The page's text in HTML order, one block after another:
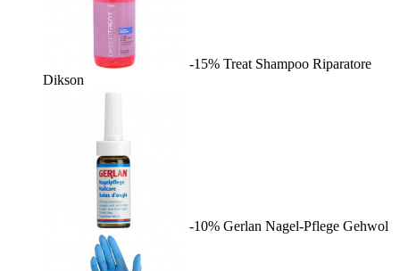
-15% Treat Shampoo Riparatore
Dikson
-10% Gerlan Nagel-Pflege Gehwol